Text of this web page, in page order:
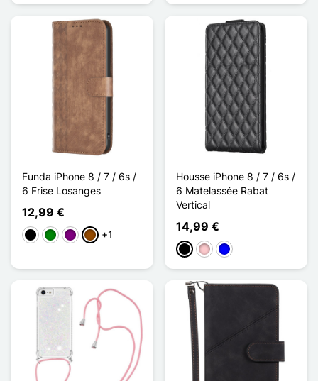
Funda iPhone 8 / 7 / 6s /
6 Frise Losanges
12,99 €
NegroVerdePúrpuraMarrón
+1
Housse iPhone 8 / 7 / 6s /
6 Matelassée Rabat
Vertical
14,99 €
NegroRosaAzul